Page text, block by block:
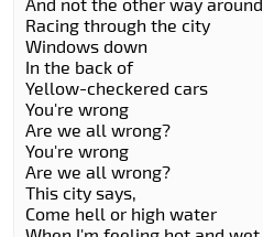
Racing through the city
Windows down
In the back of
Yellow-checkered cars
You're wrong
Are we all wrong?
You're wrong
Are we all wrong?
This city says,
Come hell or high water